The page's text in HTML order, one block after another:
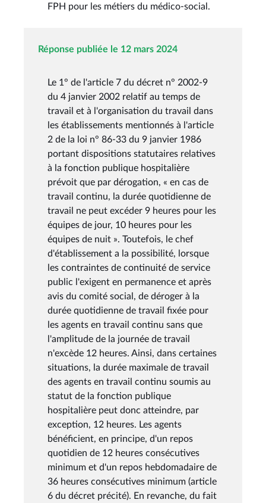
FPH pour les métiers du médico-social.
Réponse publiée le 12 mars 2024
Le 1° de l'article 7 du décret n° 2002-9
du 4 janvier 2002 relatif au temps de
travail et à l'organisation du travail dans
les établissements mentionnés à l'article
2 de la loi n° 86-33 du 9 janvier 1986
portant dispositions statutaires relatives
à la fonction publique hospitalière
prévoit que par dérogation, « en cas de
travail continu, la durée quotidienne de
travail ne peut excéder 9 heures pour les
équipes de jour, 10 heures pour les
équipes de nuit ». Toutefois, le chef
d'établissement a la possibilité, lorsque
les contraintes de continuité de service
public l'exigent en permanence et après
avis du comité social, de déroger à la
durée quotidienne de travail fixée pour
les agents en travail continu sans que
l'amplitude de la journée de travail
n'excède 12 heures. Ainsi, dans certaines
situations, la durée maximale de travail
des agents en travail continu soumis au
statut de la fonction publique
hospitalière peut donc atteindre, par
exception, 12 heures. Les agents
bénéficient, en principe, d'un repos
quotidien de 12 heures consécutives
minimum et d'un repos hebdomadaire de
36 heures consécutives minimum (article
6 du décret précité). En revanche, du fait